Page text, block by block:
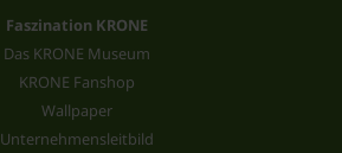
Faszination KRONE
Das KRONE Museum
KRONE Fanshop
Wallpaper
Unternehmensleitbild